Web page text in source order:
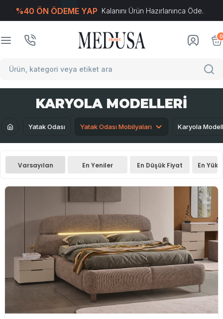
%40 ÖN ÖDEME YAP Kalanını Ürün Hazırlanınca Öde.
0
KARYOLA MODELLERI
Yatak Odası Yatak Odası Mobilyaları Karyola
Varsayılan En Yeniler En Düşük Fiyat En
T-Soft E-Ticaret Sistemleriyle Hazırlanmıştır.